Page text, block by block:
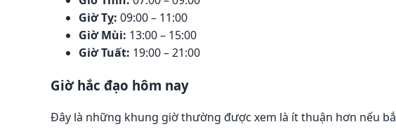
Giờ Tỵ: 09:00 – 11:00
Giờ Mùi: 13:00 – 15:00
Giờ Tuất: 19:00 – 21:00
Giờ hắc đạo hôm nay
Đây là những khung giờ thường được xem là ít thuận hơn nếu